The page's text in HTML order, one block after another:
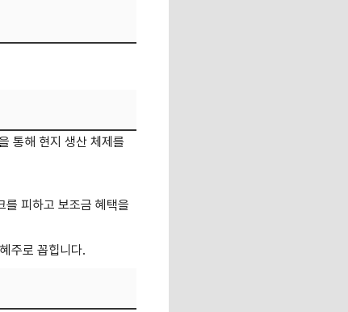
통해 현지 생산 체제를
를 피하고 보조금 혜택을
주로 꼽힙니다.